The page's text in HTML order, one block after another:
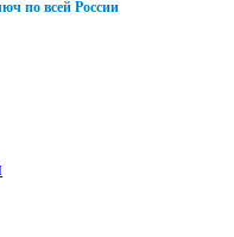
по всей России